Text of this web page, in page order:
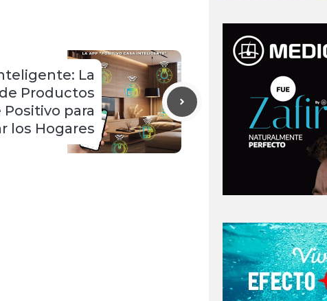
La
Productos
Positivo para
los Hogares